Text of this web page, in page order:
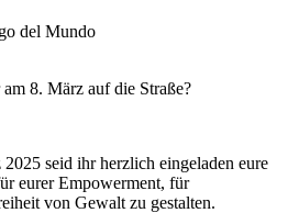
del Mundo
8. März auf die Straße?
seid ihr herzlich eingeladen eure
eurer Empowerment, für
von Gewalt zu gestalten.